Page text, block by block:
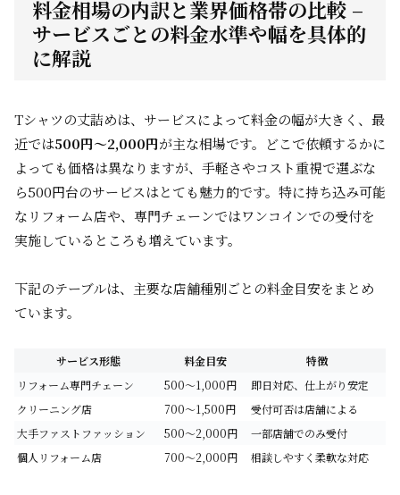
料金相場の内訳と業界価格帯の比較 –
サービスごとの料金水準や幅を具体的
に解説
Tシャツの丈詰めは、サービスによって料金の幅が大きく、最
近では500円～2,000円が主な相場です。どこで依頼するかに
よっても価格は異なりますが、手軽さやコスト重視で選ぶな
ら500円台のサービスはとても魅力的です。特に持ち込み可能
なリフォーム店や、専門チェーンではワンコインでの受付を
実施しているところも増えています。
下記のテーブルは、主要な店舗種別ごとの料金目安をまとめ
ています。
サービス形態 料金目安
特徴
リフォーム専門チェーン
500～1,000円
即日対応、仕上がり安定
クリーニング店
700～1,500円
受付可否は店舗による
大手ファストファッション
500～2,000円
一部店舗でのみ受付
個人リフォーム店
700～2,000円 相談しやすく柔軟な対応